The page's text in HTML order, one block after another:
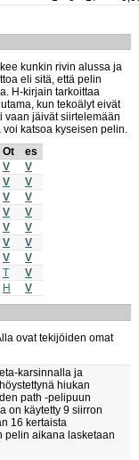
kunkin rivin alussa ja
eli sitä, että pelin
H-kirjain tarkoittaa
kun tekoälyt eivät
vaan jäivät siirtelemään
katsoa kyseisen pelin.
Ot
es
V
V
V
V
V
V
V
V
V
V
V
V
V
V
T
V
H
V
ovat tekijöiden omat
karsinnalla ja
hiukan
path -pelipuun
on käytetty 9 siirron
16 kertaista
pelin aikana lasketaan